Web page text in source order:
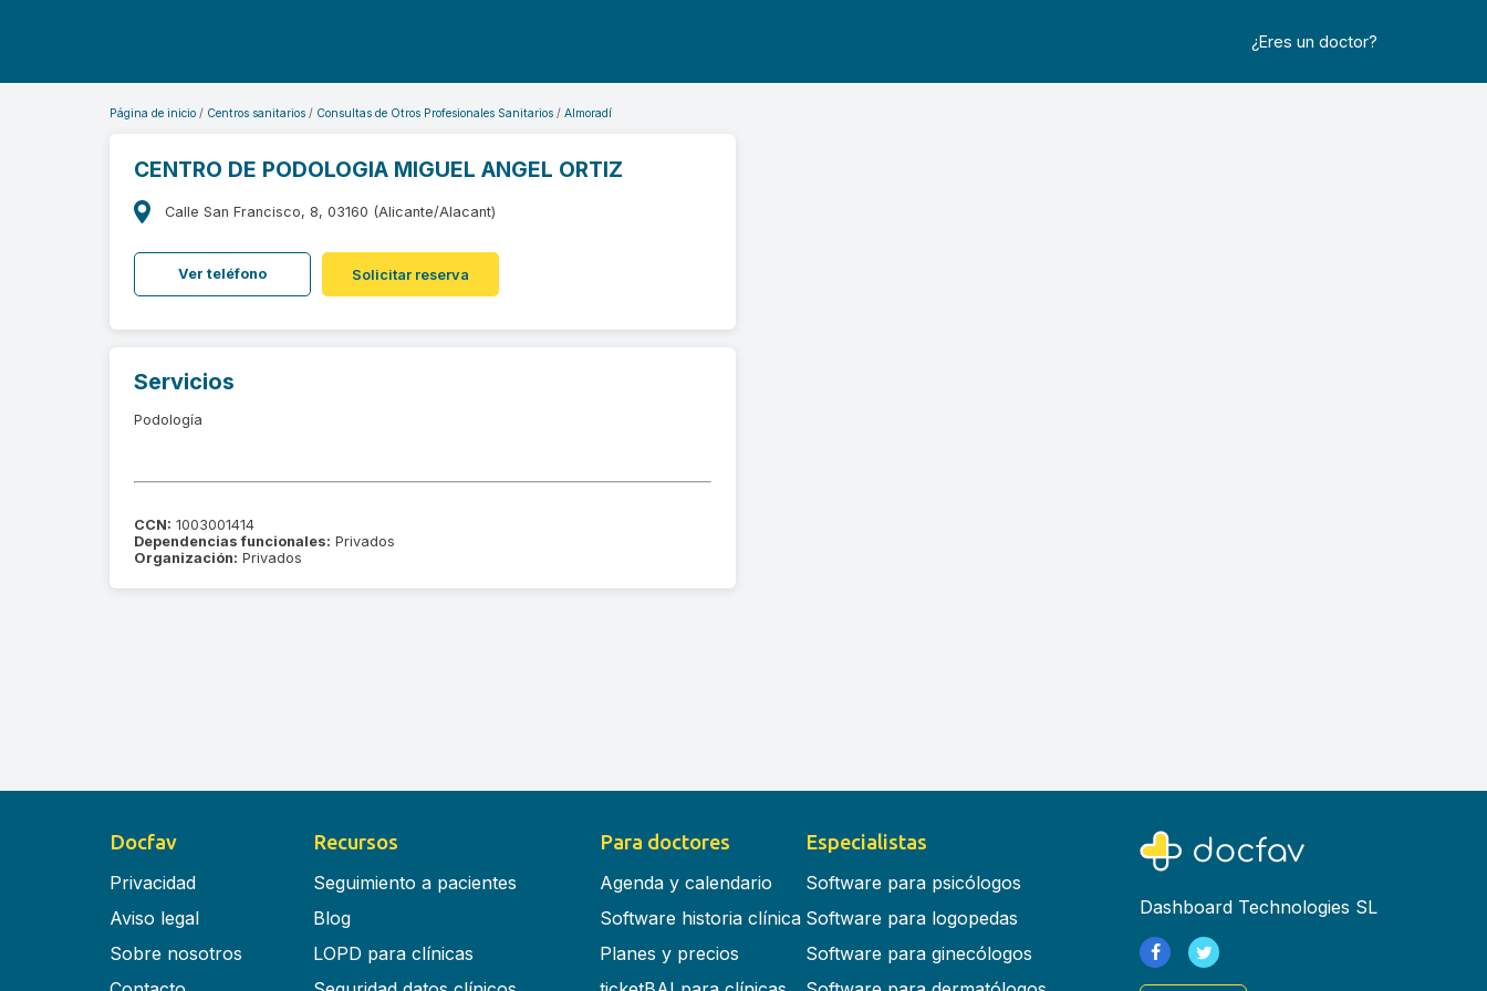
¿Eres un doctor?
Página de inicio Centros sanitarios Consultas de Otros Profesionales Sanitarios Almoradí
CENTRO DE PODOLOGIA MIGUEL ANGEL ORTIZ
Calle San Francisco, 8, 03160 (Alicante/Alacant)
Ver teléfono Solicitar reserva
Servicios
Podología
CCN: 1003001414
Dependencias funcionales: Privados
Organización: Privados
Docfav
Privacidad
Aviso legal
Sobre nosotros
Recursos
Seguimiento a pacientes
Blog
LOPD para clínicas
Para doctores
Agenda y calendario
Software historia clínica
Planes y precios
Especialistas
Software para psicólogos
Software para logopedas
Software para ginecólogos
Dashboard Technologies SL